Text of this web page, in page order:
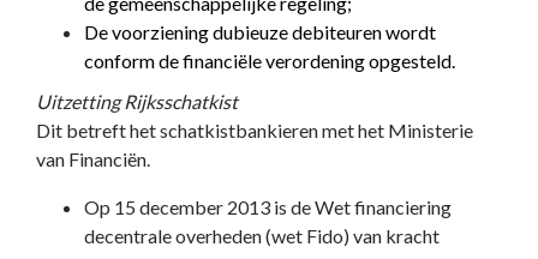
De voorziening dubieuze debiteuren wordt
conform de financiële verordening opgesteld.
Uitzetting Rijksschatkist
Dit betreft het schatkistbankieren met het Ministerie
van Financiën.
Op 15 december 2013 is de Wet financiering
decentrale overheden (wet Fido) van kracht